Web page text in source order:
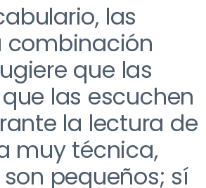
, las
combinación
que las
las escuchen
la lectura de
muy técnica,
pequeños; sí